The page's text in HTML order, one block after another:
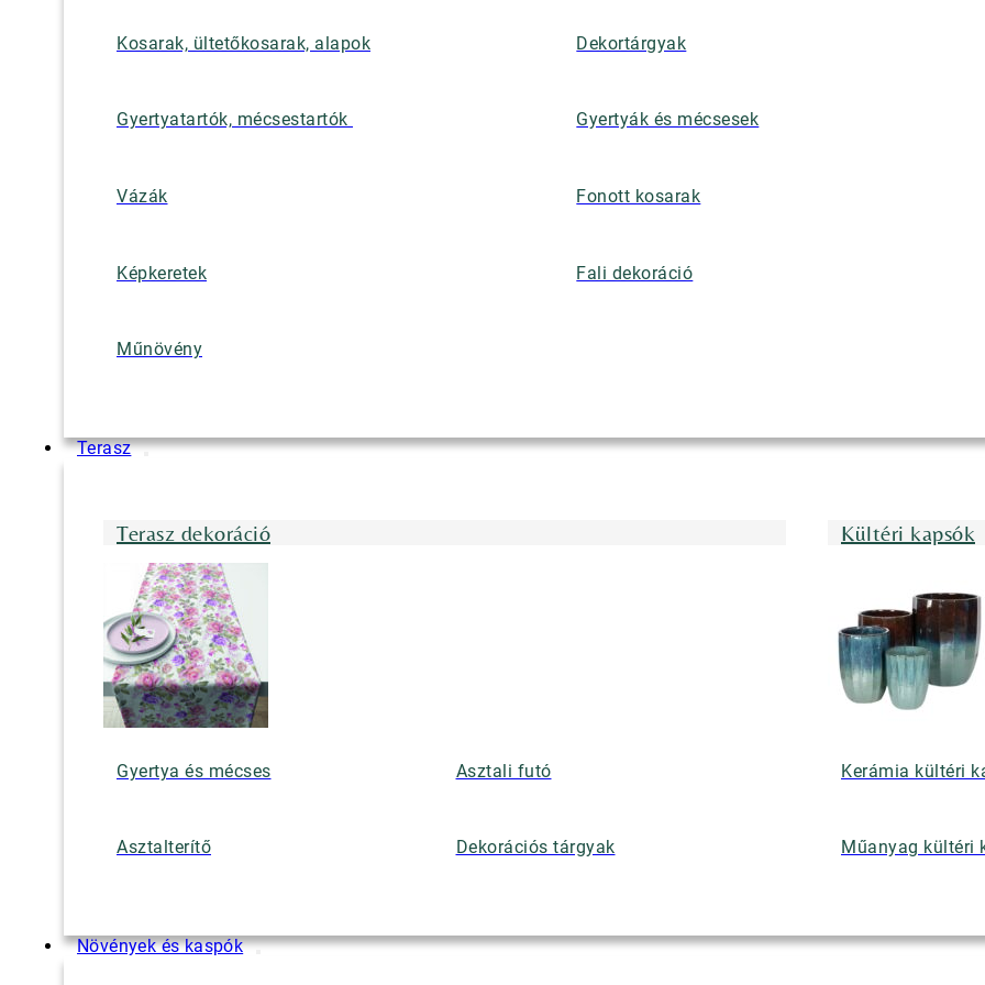
Kosarak, ültetőkosarak, alapok Dekortárgyak
Gyertyatartók, mécsestartók Gyertyák és mécsesek
Vázák Fonott kosarak
Képkeretek Fali dekoráció
Műnövény
Terasz
Terasz dekoráció
Gyertya és mécses Asztali futó
Asztalterítő Dekorációs tárgyak
Kültéri kapsók
Kerámia kültéri
Műanyag kültéri
Növények és kaspók